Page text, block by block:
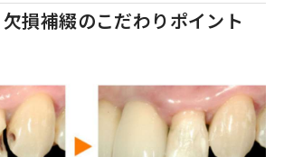
損補綴のこだわりポイント